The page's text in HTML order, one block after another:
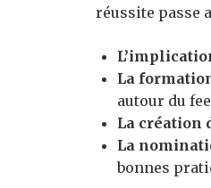
réussite passe
La
autour du
La création
La
bonnes